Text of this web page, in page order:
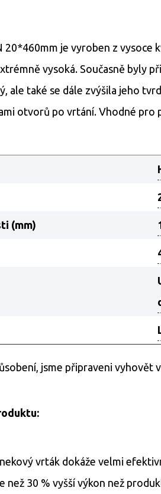
20*460mm je vyroben z
vysoká. Současně byly
ale také se dále zvýšila jeho
otvorů po vrtání. Vhodné pro
(mm)
jsme připraveni vyhovět
vrták dokáže velmi
než 30 % vyšší výkon než